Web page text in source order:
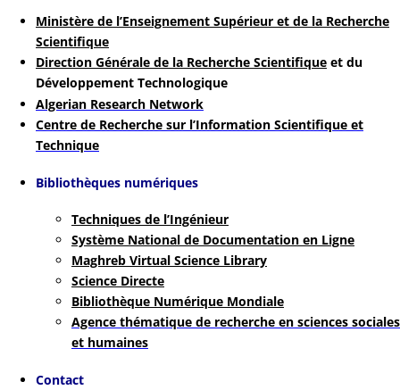
Ministère de l’Enseignement Supérieur et de la Recherche
Scientifique
Direction Générale de la Recherche Scientifique et du
Développement Technologique
Algerian Research Network
Centre de Recherche sur l’Information Scientifique et
Technique
Bibliothèques numériques
Techniques de l’Ingénieur
Système National de Documentation en Ligne
Maghreb Virtual Science Library
Science Directe
Bibliothèque Numérique Mondiale
Agence thématique de recherche en sciences sociales
et humaines
Contact